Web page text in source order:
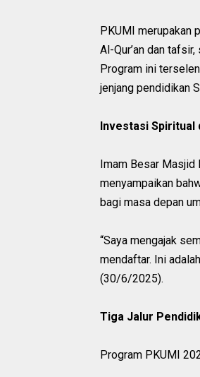
PKUMI merupakan
Al-Qur’an dan
Program ini
jenjang pendidikan
Investasi Spiritual
Imam Besar Masjid
menyampaikan
bagi masa depan
“Saya mengajak
mendaftar. Ini
(30/6/2025).
Tiga Jalur
Program PKUMI